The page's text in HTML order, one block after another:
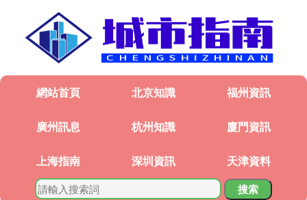
網站首頁 北京知識 福州資訊
廣州訊息 杭州知識 廈門資訊
上海指南 深圳資訊 天津資料
搜索